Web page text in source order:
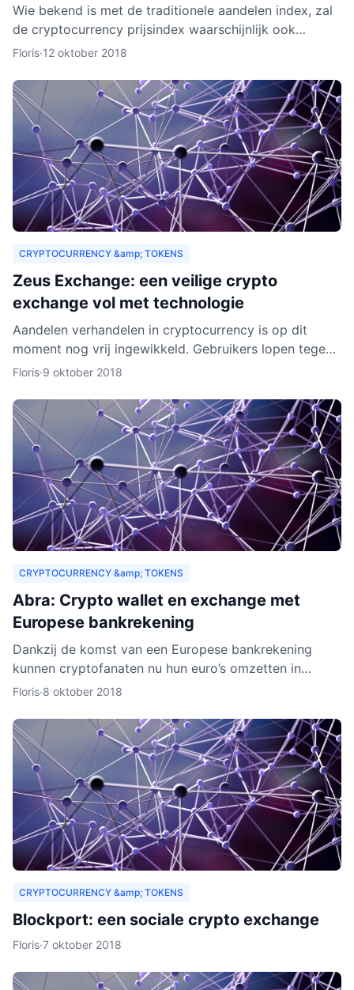
Wie bekend is met de traditionele aandelen index, zal
de cryptocurrency prijsindex waarschijnlijk ook
interessant vinden. In dit artikel behandelen we hoe
Floris·12 oktober 2018
CRYPTOCURRENCY &amp; TOKENS
Zeus Exchange: een veilige crypto
exchange vol met technologie
Aandelen verhandelen in cryptocurrency is op dit
moment nog vrij ingewikkeld. Gebruikers lopen tegen
drempels aan. Er gelden bijvoorbeeld strenge regels,
Floris·9 oktober 2018
CRYPTOCURRENCY &amp; TOKENS
Abra: Crypto wallet en exchange met
Europese bankrekening
Dankzij de komst van een Europese bankrekening
kunnen cryptofanaten nu hun euro’s omzetten in
cryptogeld. Hiervoor hoeft alleen geld gestort te
Floris·8 oktober 2018
CRYPTOCURRENCY &amp; TOKENS
Blockport: een sociale crypto exchange
Floris·7 oktober 2018